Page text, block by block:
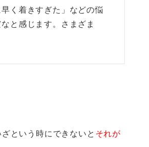
く着きすぎた」などの悩
と感じます。さまざま
という時にできないと それが